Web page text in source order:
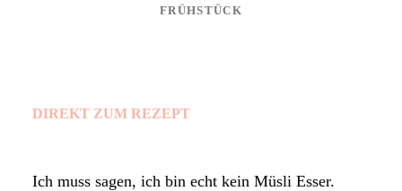
FRÜHSTÜCK
DIREKT ZUM REZEPT
Ich muss sagen, ich bin echt kein Müsli Esser.